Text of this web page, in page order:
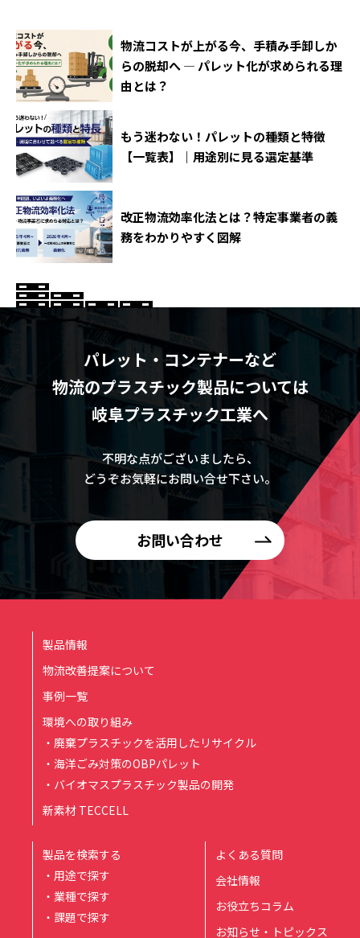
物流コストが上がる今、手積み手卸しか
らの脱却へ ― パレット化が求められる理
由とは？
もう迷わない！パレットの種類と特徴
【一覧表】｜用途別に見る選定基準
改正物流効率化法とは？特定事業者の義
務をわかりやすく図解
パレット・コンテナーなど
物流のプラスチック製品については
岐阜プラスチック工業へ
不明な点がございましたら、
どうぞお気軽にお問い合せ下さい。
お問い合わせ
製品情報
物流改善提案について
事例一覧
環境への取り組み
・廃棄プラスチックを活用したリサイクル
・海洋ごみ対策のOBPパレット
・バイオマスプラスチック製品の開発
新素材 TECCELL
製品を検索する
・用途で探す
・業種で探す
・課題で探す
よくある質問
会社情報
お役立ちコラム
お知らせ・トピックス